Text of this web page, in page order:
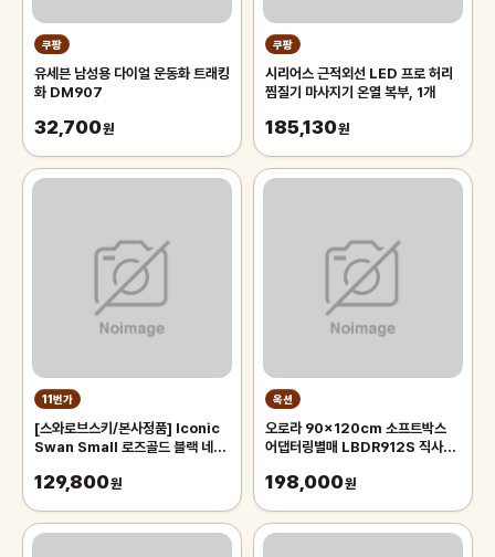
쿠팡
유세븐 남성용 다이얼 운동화 트래킹
화 DM907
32,700원
쿠팡
시리어스 근적외선 LED 프로 허리
찜질기 마사지기 온열 복부, 1개
185,130원
11번가
[스와로브스키/본사정품] Iconic
Swan Small 로즈골드 블랙 네크
129,800원
옥션
오로라 90x120cm 소프트박스
어댑터링별매 LBDR912S 직사각
오로라 90x120
198,000원